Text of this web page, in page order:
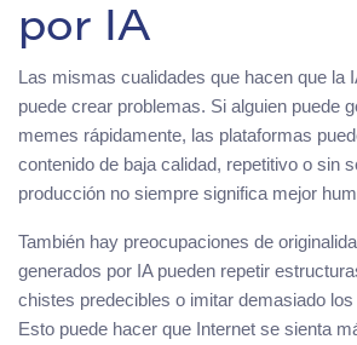
por IA
Las mismas cualidades que hacen que la
puede crear problemas. Si alguien puede
memes rápidamente, las plataformas
contenido de baja calidad, repetitivo o sin
producción no siempre significa mejor
También hay preocupaciones de
generados por IA pueden repetir
chistes predecibles o imitar demasiado
Esto puede hacer que Internet se sienta